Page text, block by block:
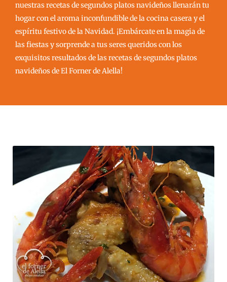
nuestras recetas de segundos platos navideños llenarán tu
hogar con el aroma inconfundible de la cocina casera y el
espíritu festivo de la Navidad. ¡Embárcate en la magia de
las fiestas y sorprende a tus seres queridos con los
exquisitos resultados de las recetas de segundos platos
navideños de El Forner de Alella!
PáginaPáginaPáginaPágina